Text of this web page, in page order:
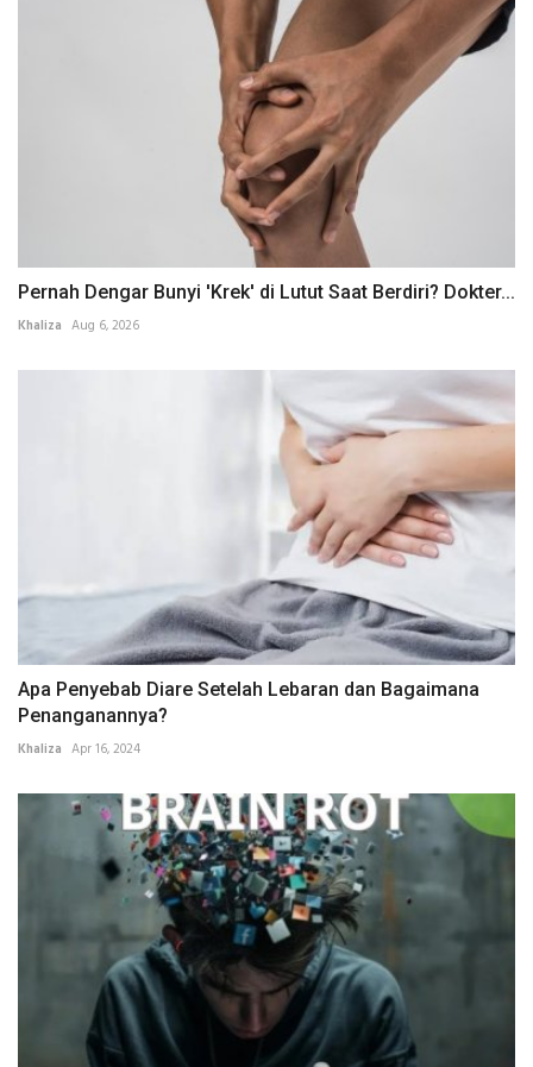
Pernah Dengar Bunyi 'Krek' di Lutut Saat Berdiri? Dokter...
Khaliza Aug 6, 2026
Apa Penyebab Diare Setelah Lebaran dan Bagaimana
Penanganannya?
Khaliza Apr 16, 2024